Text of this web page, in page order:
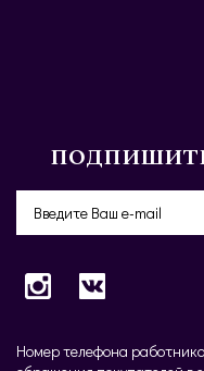
Номер телефона